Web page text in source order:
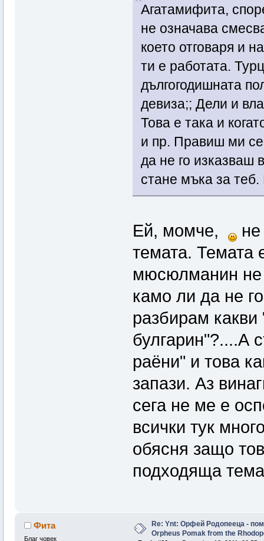
Агатамифита,
не означава
което отговаря и
ти е работата.
дългогодишната
девиза;; Дели и
Това е така и
и пр. Правиш ми се
да не го изказваш
стане мъка за
Ей, момче,
не
темата. Темата
мюсюлманин не
камо ли да не
разбирам
булгарин"?....А
раёни" и това
запази. Аз
сега не ме е
всички тук
обясня защо
подходяща
Фита
Благ човек
Re: Ynt: Орфей Родопееца -
Orpheus Pomak from the